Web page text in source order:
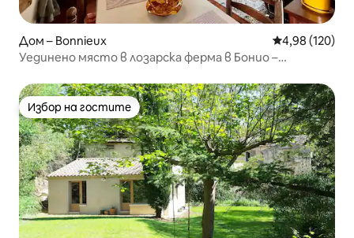
Дом – Bonnieux Средна
4,98 (120)
Уединено място в лозарска ферма в Бонио –
Избор на гостите
Избор на гостите